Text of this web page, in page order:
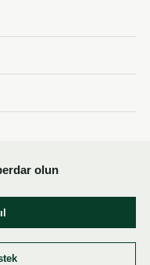
olun